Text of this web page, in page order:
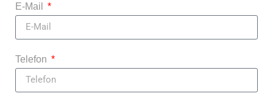
E-Mail
Telefon